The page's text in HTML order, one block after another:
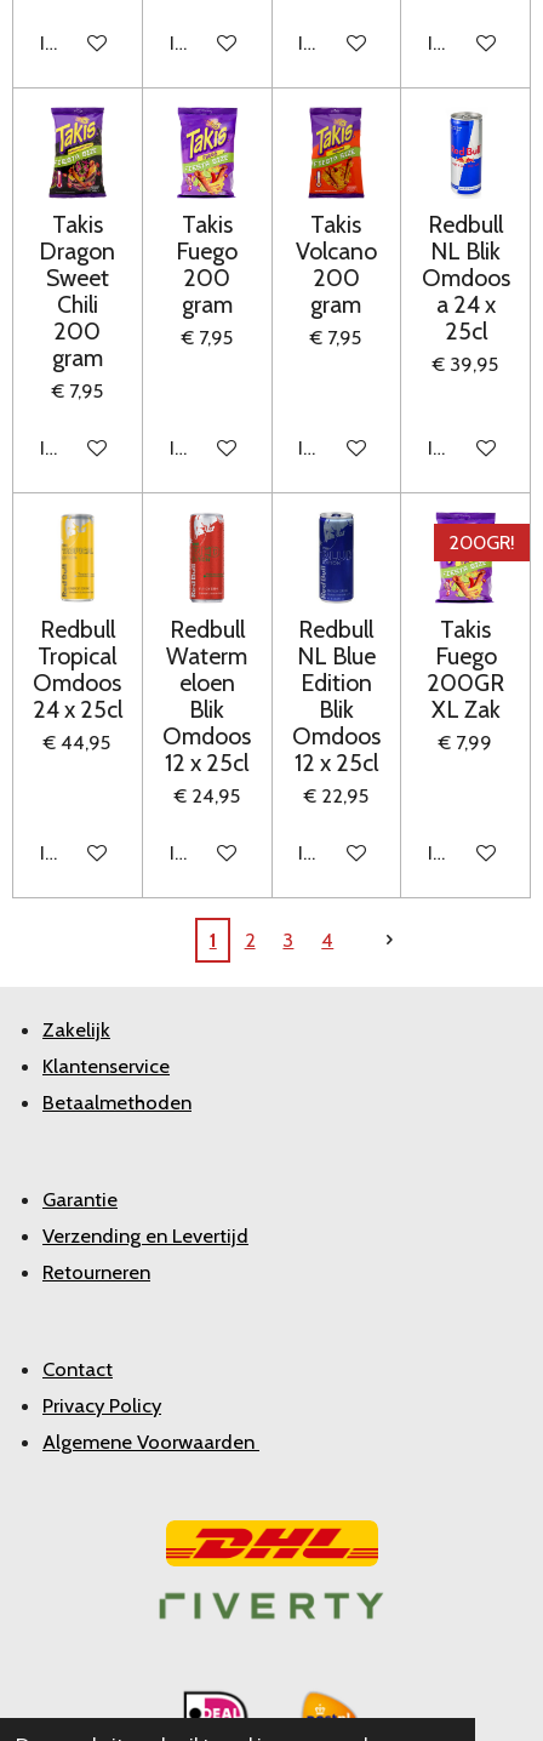
In winkelwagenIn winkelwagenIn winkelwagenIn
Takis
Dragon
Sweet
Chili
200
gram
€ 7,95
In winkelwagen
Takis
Fuego
200
gram
€ 7,95
In winkelwagen
Takis
Volcano
200
gram
€ 7,95
In winkelwagen
Redbull
NL Blik
Omdoos
a 24 x
25cl
€ 39,95
In
Redbull
Tropical
Omdoos
24 x 25cl
€ 44,95
In winkelwagen
Redbull
Waterm
eloen
Blik
Omdoos
12 x 25cl
€ 24,95
In winkelwagen
Redbull
NL Blue
Edition
Blik
Omdoos
12 x 25cl
€ 22,95
In winkelwagen
200GR!
Takis
Fuego
200GR
XL Zak
€ 7,99
In
1 2 3 4
Zakelijk
Klantenservice
Betaalmethoden
Garantie
Verzending en Levertijd
Retourneren
Contact
Privacy Policy
Algemene Voorwaarden